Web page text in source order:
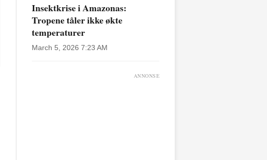
Insektkrise i Amazonas:
Tropene tåler ikke økte
temperaturer
March 5, 2026 7:23 AM
ANNONSE